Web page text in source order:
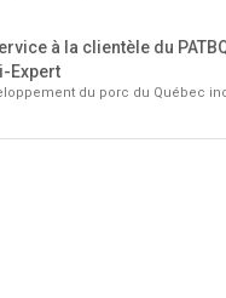
à la clientèle du
Expert
du porc du Québec